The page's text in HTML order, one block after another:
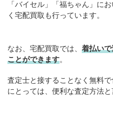
「バイセル」「福ちゃん」に
く宅配買取も行っています。
なお、宅配買取では、 着払い
ことができます。
査定士と接することなく無料
にとっては、便利な査定方法と